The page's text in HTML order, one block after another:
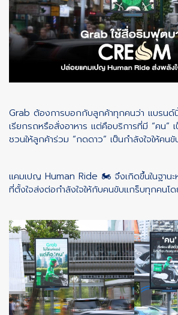
Grab ต้องการบอกกับลูกค้าทุกคนว่า แบรนด์
เรียกรถหรือสั่งอาหาร แต่คือบริการที่มี “คน”
ชวนให้ลูกค้าร่วม “กดดาว” เป็นกำลังใจให้คน
แคมเปญ Human Ride 🏍️ จึงเกิดขึ้นในฐานะ
ที่ตั้งใจส่งต่อกำลังใจให้กับคนขับแกร็บทุกคนโด